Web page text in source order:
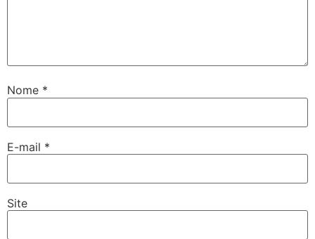
Nome *
E-mail *
Site